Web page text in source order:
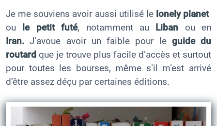
Je me souviens avoir aussi utilisé le lonely planet
ou
le petit futé, notamment au Liban ou en
Iran. J’avoue avoir un faible pour le guide du
routard que je trouve plus facile d’accès et surtout
pour toutes les bourses, même s’il m’est arrivé
d’être assez déçu par certaines éditions.